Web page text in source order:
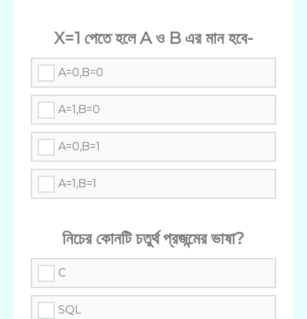
X=1 পেতে হলে A ও B এর মান হবে-
A=0,B=0
A=1,B=0
A=0,B=1
A=1,B=1
নিচের কোনটি চতুর্থ প্রজন্মের ভাষা?
C
SQL